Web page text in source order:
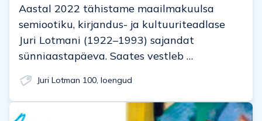
Aastal 2022 tähistame maailmakuulsa
semiootiku, kirjandus- ja kultuuriteadlase
Juri Lotmani (1922–1993) sajandat
sünniaastapäeva. Saates vestleb …
Juri Lotman 100, loengud